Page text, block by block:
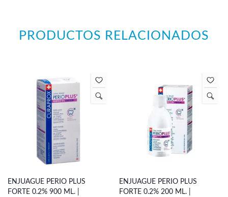
PRODUCTOS RELACIONADOS
ENJUAGUE PERIO PLUS
FORTE 0.2% 900 ML. |
ENJUAGUE PERIO PLUS
FORTE 0.2% 200 ML. |